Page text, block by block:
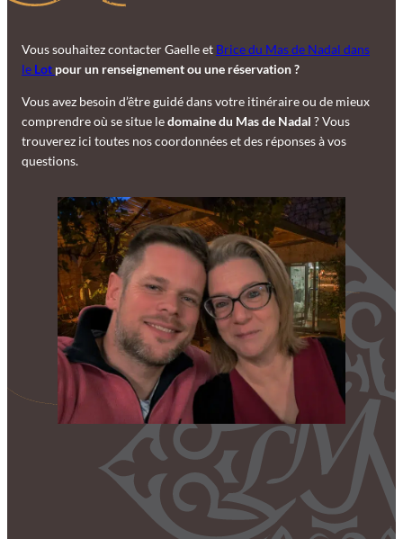
Vous souhaitez contacter Gaelle et Brice du Mas de Nadal dans
le Lot pour un renseignement ou une réservation ?
Vous avez besoin d’être guidé dans votre itinéraire ou de mieux
comprendre où se situe ledomaine du Mas de Nadal ? Vous
trouverez ici toutes nos coordonnées et des réponses à vos
questions.